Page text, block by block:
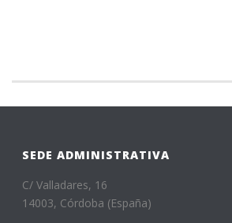
SEDE ADMINISTRATIVA
C/ Valladares, 16
14003, Córdoba (España)